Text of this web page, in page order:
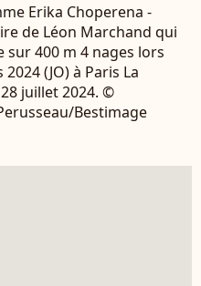
Erika Choperena -
de Léon Marchand qui
400 m 4 nages lors
(JO) à Paris La
juillet 2024. ©
Bestimage